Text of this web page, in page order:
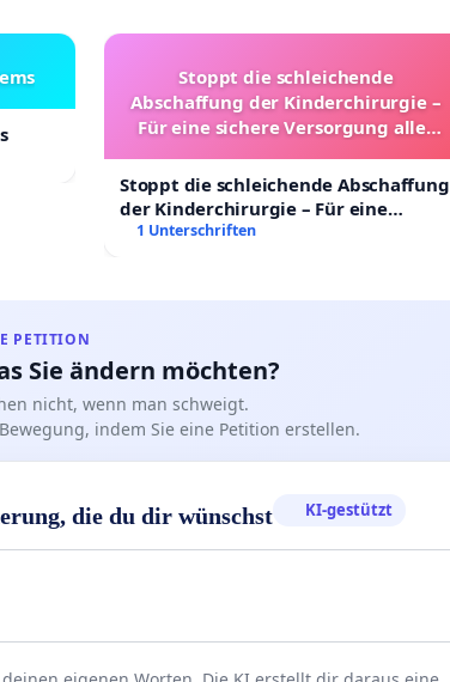
Stoppt die schleichende
Abschaffung der Kinderchirurgie –
Für eine sichere Versorgung aller
Stoppt die schleichende Abschaffung
der Kinderchirurgie – Für eine
sichere Versorgung aller Kinder in
1 Unterschriften
PETITION
Sie ändern möchten?
nicht, wenn man schweigt.
indem Sie eine Petition erstellen.
die du dir wünschst KI-gestützt